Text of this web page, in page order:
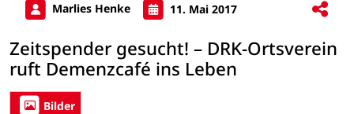
Marlies Henke 11. Mai 2017
Zeitspender gesucht! – DRK-Ortsverein
ruft Demenzcafé ins Leben
Bilder